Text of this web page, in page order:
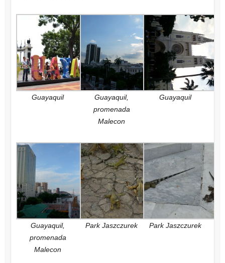
Guayaquil
Guayaquil,
promenada
Malecon
Guayaquil
Guayaquil,
promenada
Malecon
Park Jaszczurek Park Jaszczurek